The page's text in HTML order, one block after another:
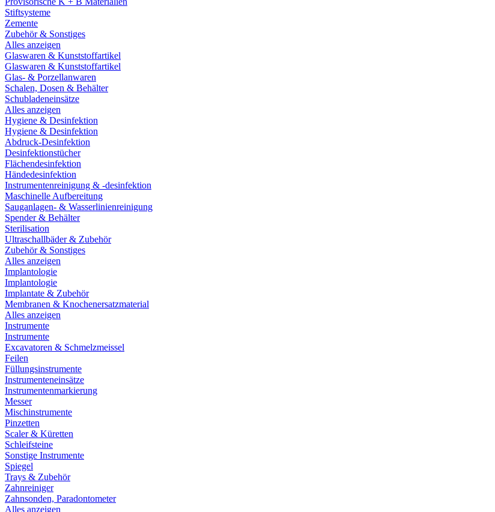
Stiftsysteme
Zemente
Zubehör & Sonstiges
Alles anzeigen
Glaswaren & Kunststoffartikel
Glaswaren & Kunststoffartikel
Glas- & Porzellanwaren
Schalen, Dosen & Behälter
Schubladeneinsätze
Alles anzeigen
Hygiene & Desinfektion
Hygiene & Desinfektion
Abdruck-Desinfektion
Desinfektionstücher
Flächendesinfektion
Händedesinfektion
Instrumentenreinigung & -desinfektion
Maschinelle Aufbereitung
Sauganlagen- & Wasserlinienreinigung
Spender & Behälter
Sterilisation
Ultraschallbäder & Zubehör
Zubehör & Sonstiges
Alles anzeigen
Implantologie
Implantologie
Implantate & Zubehör
Membranen & Knochenersatzmaterial
Alles anzeigen
Instrumente
Instrumente
Excavatoren & Schmelzmeissel
Feilen
Füllungsinstrumente
Instrumenteneinsätze
Instrumentenmarkierung
Messer
Mischinstrumente
Pinzetten
Scaler & Küretten
Schleifsteine
Sonstige Instrumente
Spiegel
Trays & Zubehör
Zahnreiniger
Zahnsonden, Paradontometer
Alles anzeigen